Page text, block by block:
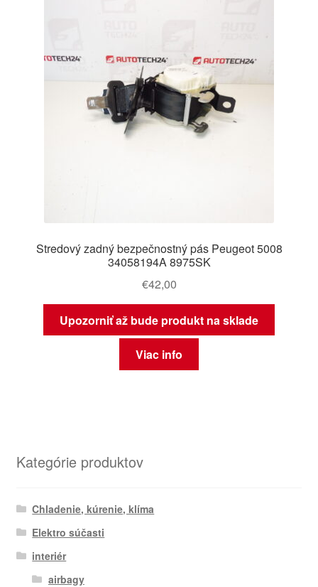
Stredový zadný bezpečnostný pás Peugeot 5008
34058194A 8975SK
€42,00
Upozorniť až bude produkt na sklade
Viac info
Kategórie produktov
Chladenie, kúrenie, klíma
Elektro súčasti
interiér
airbagy